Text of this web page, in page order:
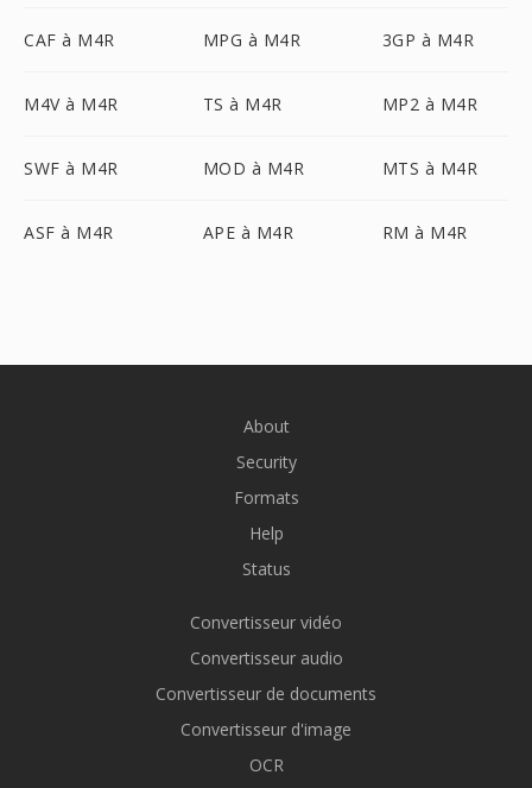
CAF à M4R MPG à M4R 3GP à M4R
M4V à M4R TS à M4R MP2 à M4R
SWF à M4R MOD à M4R MTS à M4R
ASF à M4R APE à M4R RM à M4R
About
Security
Formats
Help
Status
Convertisseur vidéo
Convertisseur audio
Convertisseur de documents
Convertisseur d'image
OCR